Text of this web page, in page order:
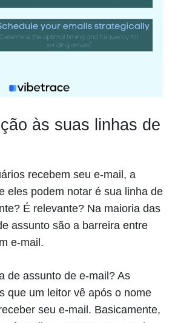
às suas linhas de
recebem seu e-mail, a
eles podem notar é sua linha de
É relevante? Na maioria das
assunto são a barreira entre
e-mail.
de assunto de e-mail? As
que um leitor vê após o nome
seu e-mail. Basicamente,